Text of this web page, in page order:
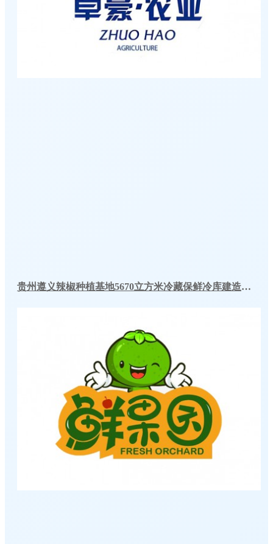
贵州遵义辣椒种植基地5670立方米冷藏保鲜冷库建造工程案例